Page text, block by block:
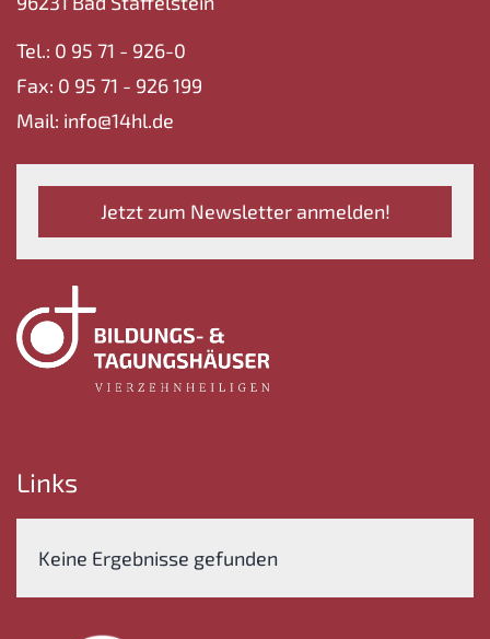
Tel.: 0 95 71 - 926-0
Fax: 0 95 71 - 926 199
Mail: info@14hl.de
Jetzt zum Newsletter anmelden!
Links
Keine Ergebnisse gefunden